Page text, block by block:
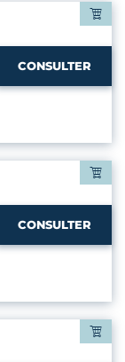
CONSULTER
CONSULTER